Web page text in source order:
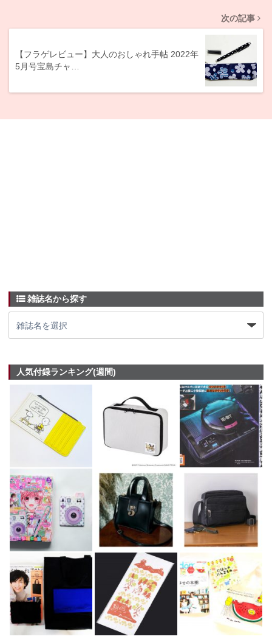
次の記事
【フラゲレビュー】大人のおしゃれ手帖 2022年
5月号宝島チャ…
雑誌名から探す
人気付録ランキング(週間)